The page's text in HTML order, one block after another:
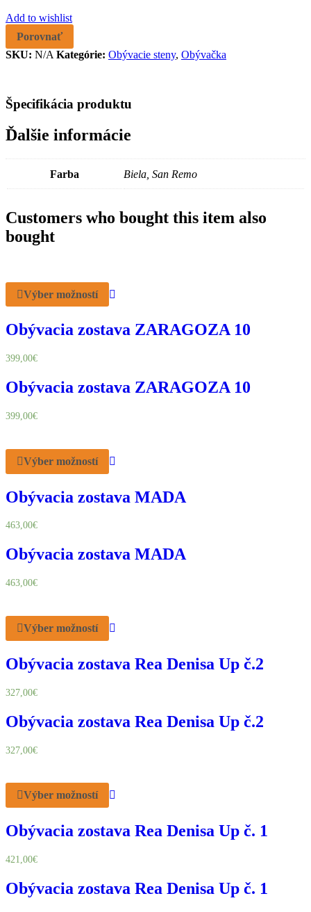
quantity
Add to wishlist
Porovnať
SKU: N/A Kategórie: Obývacie steny, Obývačka
Špecifikácia produktu
Ďalšie informácie
Farba Biela, San Remo
Customers who bought this item also
bought
Výber možností
Obývacia zostava ZARAGOZA 10
399,00€
Obývacia zostava ZARAGOZA 10
399,00€
Výber možností
Obývacia zostava MADA
463,00€
Obývacia zostava MADA
463,00€
Výber možností
Obývacia zostava Rea Denisa Up č.2
327,00€
Obývacia zostava Rea Denisa Up č.2
327,00€
Výber možností
Obývacia zostava Rea Denisa Up č. 1
421,00€
Obývacia zostava Rea Denisa Up č. 1